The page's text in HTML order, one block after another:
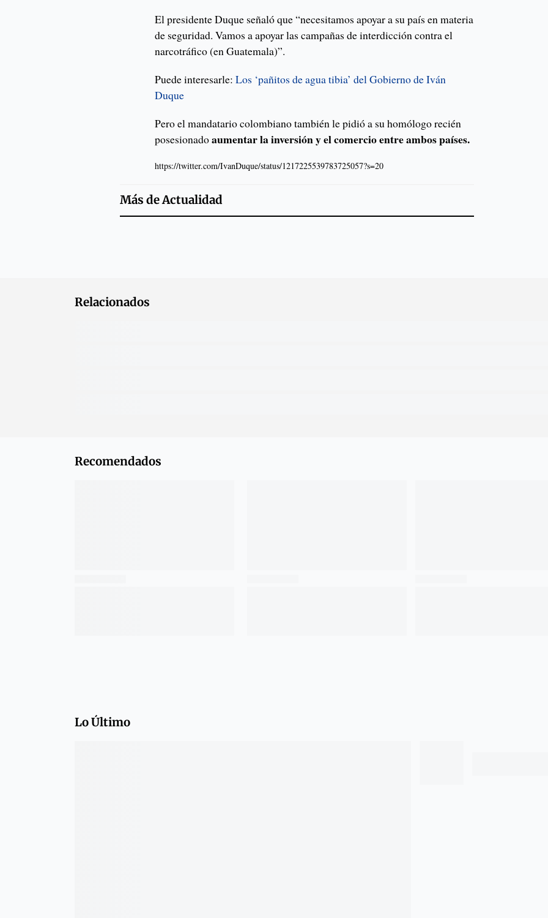
El presidente Duque señaló que “necesitamos apoyar a su país en materia
de seguridad. Vamos a apoyar las campañas de interdicción contra el
narcotráfico (en Guatemala)”.
Puede interesarle:Los ‘pañitos de agua tibia’ del Gobierno de Iván
Duque
Pero el mandatario colombiano también le pidió a su homólogo recién
posesionadoaumentar la inversión y el comercio entre ambos países.
https://twitter.com/IvanDuque/status/1217225539783725057?s=20
Más deActualidad
Relacionados
Recomendados
Lo Último